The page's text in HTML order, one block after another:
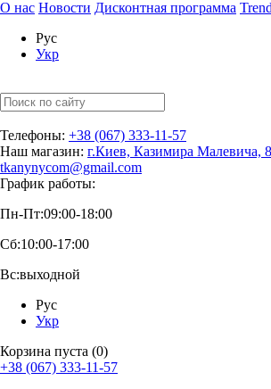
О нас Новости Дисконтная программа
Рус
Укр
Телефоны: +38 (067) 333-11-57
Наш магазин: г.Киев, Казимира Малевича,
tkanynycom@gmail.com
График работы:
Пн-Пт:09:00-18:00
Сб:10:00-17:00
Вс:выходной
Рус
Укр
Корзина пуста (0)
+38 (067) 333-11-57